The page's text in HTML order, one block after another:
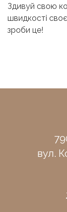
Здивуй свою
швидкості
зроби це!
вул.